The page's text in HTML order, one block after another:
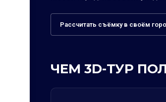
Рассчитать съёмку в своём
ЧЕМ 3D-ТУР